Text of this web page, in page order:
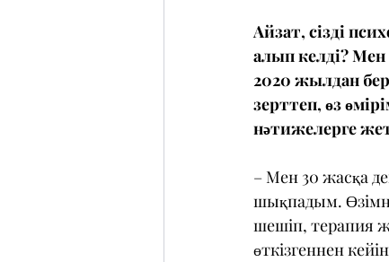
Айзат, сізді
алып келді?
2020 жылдан
зерттеп, өз
нәтижелерге
– Мен 30 жасқа
шықпадым.
шешіп, терапия
өткізгеннен